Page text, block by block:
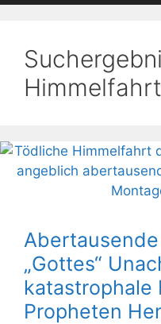
Himmelfahrt
„Gottes“
katastrophale
Propheten